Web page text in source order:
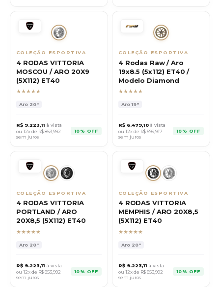
COLEÇÃO ESPORTIVA
4 RODAS VITTORIA
MOSCOU / ARO 20X9
(5X112) ET40
★★★★★
Aro 20"
R$ 9.223,11 à vista
ou 12x de R$853,992
sem juros
10% OFF
COLEÇÃO ESPORTIVA
4 Rodas Raw / Aro
19x8.5 (5x112) ET40 /
Modelo Diamond
★★★★★
Aro19"
R$ 6.479,10 à vista
ou 12x de R$599,917
sem juros
10% OFF
COLEÇÃO ESPORTIVA
4 RODAS VITTORIA
PORTLAND / ARO
20X8,5 (5X112) ET40
★★★★★
Aro 20"
R$ 9.223,11 à vista
ou 12x de R$853,992
sem juros
10% OFF
COLEÇÃO ESPORTIVA
4 RODAS VITTORIA
MEMPHIS / ARO 20X8,5
(5X112) ET40
★★★★★
Aro 20"
R$ 9.223,11 à vista
ou 12x de R$853,992
sem juros
10% OFF